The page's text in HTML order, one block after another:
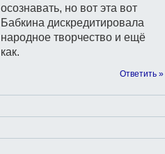
осознавать, но вот эта вот
Бабкина дискредитировала
народное творчество и ещё
как.
Ответить »